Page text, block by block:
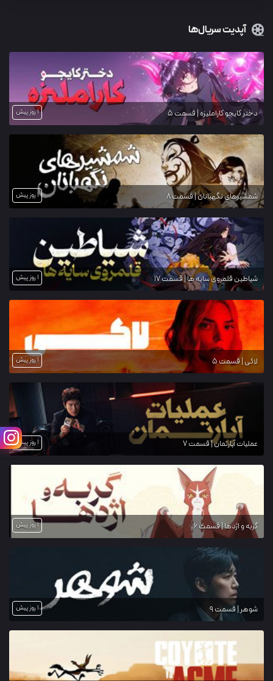
آپدیت سریال‌ها
دختر کایجو کاراملیزه | قسمت 5 1 روز پیش
شمشیرهای نگهبانان | قسمت 8 1 روز پیش
شیاطین قلمروی سایه ها | قسمت 17 1 روز پیش
لاکی | قسمت 5 1 روز پیش
عملیات آپارتمان | قسمت 7 1 روز پیش
گربه و اژدها | قسمت 6 1 روز پیش
شوهر | قسمت 9 1 روز پیش